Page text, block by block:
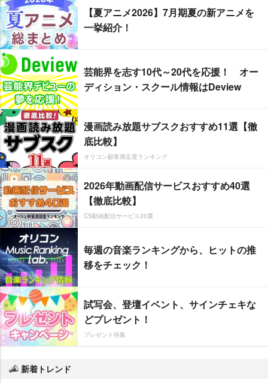
【夏アニメ2026】7月期夏の新アニメを
一挙紹介！
芸能界を志す10代～20代を応援！ オー
ディション・スクール情報はDeview
漫画読み放題サブスクおすすめ11選【徹
底比較】
オリコン顧客満足度ランキング
2026年動画配信サービスおすすめ40選
【徹底比較】
CS動画配信サービス20選
毎週の音楽ランキングから、ヒットの推
移をチェック！
試写会、登壇イベント、サインチェキな
どプレゼント！
プレゼント特集
新着トレンド